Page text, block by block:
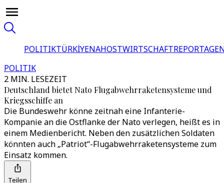
POLITIKTÜRKİYENAHOSTWIRTSCHAFT
POLITIK
2 MIN. LESEZEIT
Deutschland bietet Nato Flugabwehrraketensysteme und
Kriegsschiffe an
Die Bundeswehr könne zeitnah eine Infanterie-
Kompanie an die Ostflanke der Nato verlegen, heißt es in
einem Medienbericht. Neben den zusätzlichen Soldaten
könnten auch „Patriot“-Flugabwehrraketensysteme zum
Einsatz kommen.
Teilen